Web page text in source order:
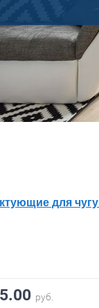
для
руб.